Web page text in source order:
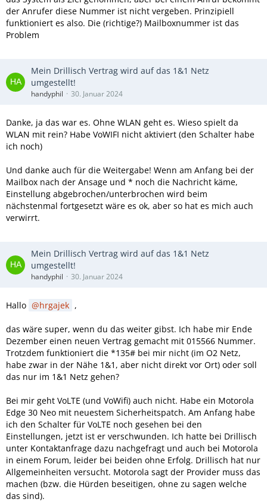
der Anrufer diese Nummer ist nicht vergeben. Prinzipiell
funktioniert es also. Die (richtige?) Mailboxnummer ist das
Problem
Mein Drillisch Vertrag wird auf das 1&1 Netz
umgestellt!
handyphil 30. Januar 2024
Danke, ja das war es. Ohne WLAN geht es. Wieso spielt da
WLAN mit rein? Habe VoWIFI nicht aktiviert (den Schalter habe
ich noch)
Und danke auch für die Weitergabe! Wenn am Anfang bei der
Mailbox nach der Ansage und * noch die Nachricht käme,
Einstellung abgebrochen/unterbrochen wird beim
nächstenmal fortgesetzt wäre es ok, aber so hat es mich auch
verwirrt.
Mein Drillisch Vertrag wird auf das 1&1 Netz
umgestellt!
handyphil 30. Januar 2024
Hallo hrgajek ,
das wäre super, wenn du das weiter gibst. Ich habe mir Ende
Dezember einen neuen Vertrag gemacht mit 015566 Nummer.
Trotzdem funktioniert die *135# bei mir nicht (im O2 Netz,
habe zwar in der Nähe 1&1, aber nicht direkt vor Ort) oder soll
das nur im 1&1 Netz gehen?
Bei mir geht VoLTE (und VoWifi) auch nicht. Habe ein Motorola
Edge 30 Neo mit neuestem Sicherheitspatch. Am Anfang habe
ich den Schalter für VoLTE noch gesehen bei den
Einstellungen, jetzt ist er verschwunden. Ich hatte bei Drillisch
unter Kontaktanfrage dazu nachgefragt und auch bei Motorola
in einem Forum, leider bei beiden ohne Erfolg. Drillisch hat nur
Allgemeinheiten versucht. Motorola sagt der Provider muss das
machen (bzw. die Hürden beseitigen, ohne zu sagen welche
das sind).